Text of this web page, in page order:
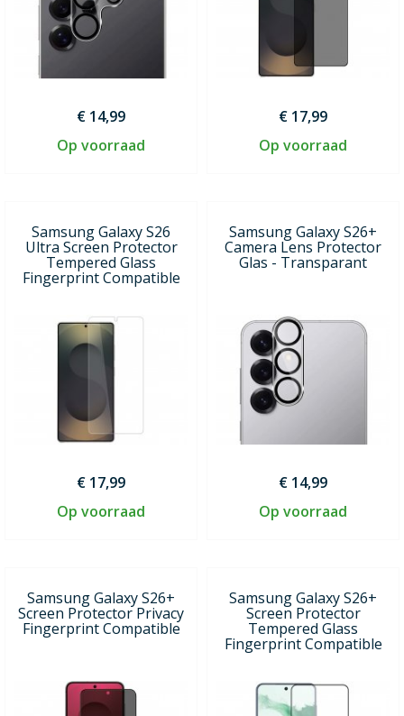
€ 14,99
Op voorraad
€ 17,99
Op voorraad
Samsung Galaxy S26
Ultra Screen Protector
Tempered Glass
Fingerprint Compatible
€ 17,99
Op voorraad
Samsung Galaxy S26+
Camera Lens Protector
Glas - Transparant
€ 14,99
Op voorraad
Samsung Galaxy S26+
Screen Protector Privacy
Fingerprint Compatible
Samsung Galaxy S26+
Screen Protector
Tempered Glass
Fingerprint Compatible